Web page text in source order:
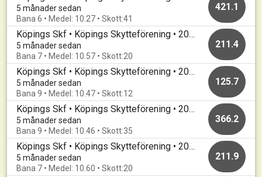
5 månader sedan
Bana 6 • Medel: 10.27 • Skott:41
421.1
Köpings Skf • Köpings Skytteförening • 20260302
5 månader sedan
Bana 7 • Medel: 10.57 • Skott:20
211.4
Köpings Skf • Köpings Skytteförening • 20260214
5 månader sedan
Bana 9 • Medel: 10.47 • Skott:12
125.7
Köpings Skf • Köpings Skytteförening • 20260214
5 månader sedan
Bana 9 • Medel: 10.46 • Skott:35
366.2
Köpings Skf • Köpings Skytteförening • 20260211
5 månader sedan
Bana 7 • Medel: 10.60 • Skott:20
211.9